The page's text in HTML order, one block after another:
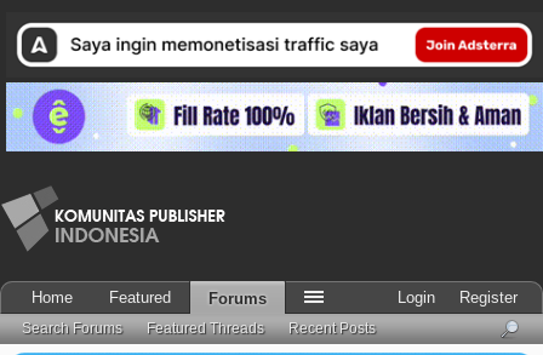
Home Featured Forums
Search Forums Featured Threads Recent Posts
Login Register